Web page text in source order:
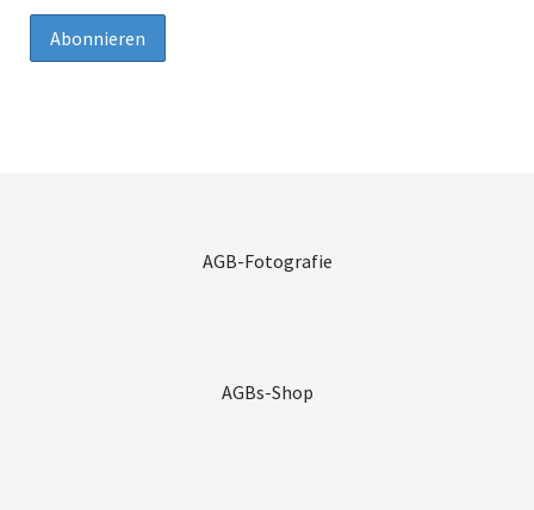
AGB-Fotografie
AGBs-Shop